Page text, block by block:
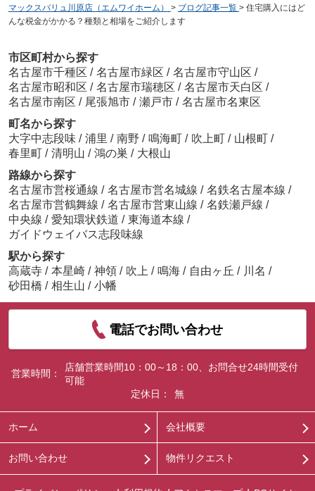
マックスバリュ川原店（エムワイホーム） > ブログ記事一覧 > 住宅購入にはど
んな税金がかかる？種類と相場をご紹介します
市区町村から探す
名古屋市千種区 / 名古屋市緑区 / 名古屋市守山区 /
名古屋市昭和区 / 名古屋市瑞穂区 / 名古屋市天白区 /
名古屋市南区 / 尾張旭市 / 瀬戸市 / 名古屋市名東区
町名から探す
大字中志段味 / 浦里 / 南野 / 鳴海町 / 吹上町 / 山根町 /
春里町 / 清明山 / 鴻の巣 / 大根山
路線から探す
名古屋市営桜通線 / 名古屋市営名城線 / 名鉄名古屋本線 /
名古屋市営鶴舞線 / 名古屋市営東山線 / 名鉄瀬戸線 /
中央線 / 愛知環状鉄道 / 東海道本線 /
ガイドウェイバス志段味線
駅から探す
高蔵寺 / 本星崎 / 神領 / 吹上 / 鳴海 / 自由ヶ丘 / 川名 /
砂田橋 / 相生山 / 小幡
電話でお問い合わせ
営業時間：
店舗営業時間10：00～18：00、お問合せ24時間受付
可能
定休日：
無
ホーム 会社概要
お問い合わせ 物件リクエスト